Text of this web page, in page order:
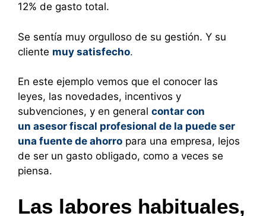
12% de gasto total.
Se sentía muy orgulloso de su gestión. Y su
cliente muy satisfecho.
En este ejemplo vemos que el conocer las
leyes, las novedades, incentivos y
subvenciones, y en general contar con
un asesor fiscal profesional de la puede ser
una fuente de ahorro para una empresa, lejos
de ser un gasto obligado, como a veces se
piensa.
Las labores habituales,